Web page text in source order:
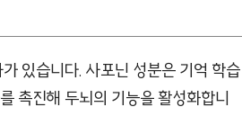
있습니다. 사포닌 성분은 기억 학습
촉진해 두뇌의 기능을 활성화합니